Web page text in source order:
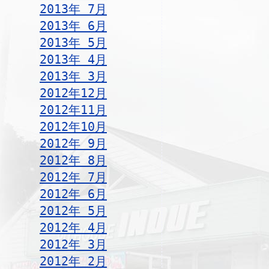
2013年 7月
2013年 6月
2013年 5月
2013年 4月
2013年 3月
2012年12月
2012年11月
2012年10月
2012年 9月
2012年 8月
2012年 7月
2012年 6月
2012年 5月
2012年 4月
2012年 3月
2012年 2月